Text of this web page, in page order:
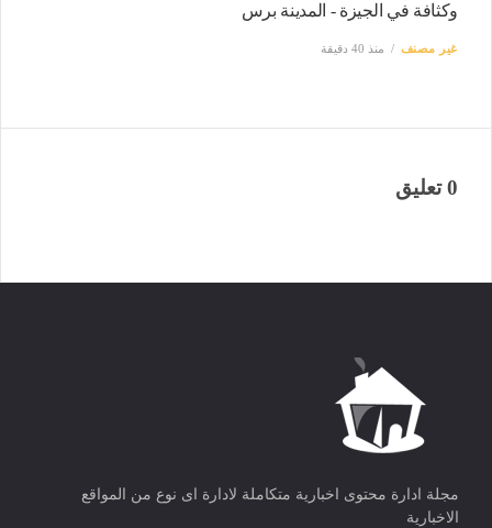
وكثافة في الجيزة - المدينة برس
غير مصنف منذ 40 دقيقة
0 تعليق
مجلة ادارة محتوى اخبارية متكاملة لادارة اى نوع من المواقع
الاخبارية